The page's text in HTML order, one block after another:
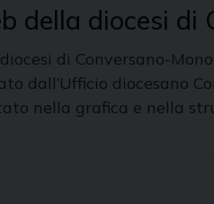
della diocesi di
di Conversano-
dall’Ufficio diocesano
nella grafica e nella